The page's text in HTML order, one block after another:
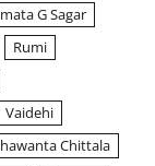
G Sagar
Rumi
Vaidehi
Chittala